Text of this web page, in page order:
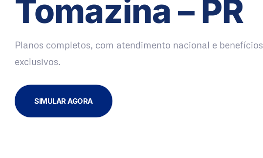
Tomazina – PR
Planos completos, com atendimento nacional e benefícios
exclusivos.
SIMULAR AGORA